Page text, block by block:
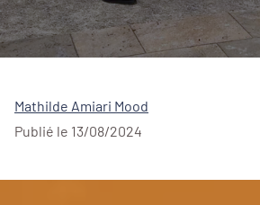
Mathilde Amiari Mood
Publié le 13/08/2024